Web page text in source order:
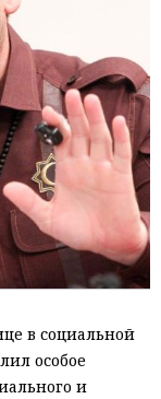
в социальной
особое
и